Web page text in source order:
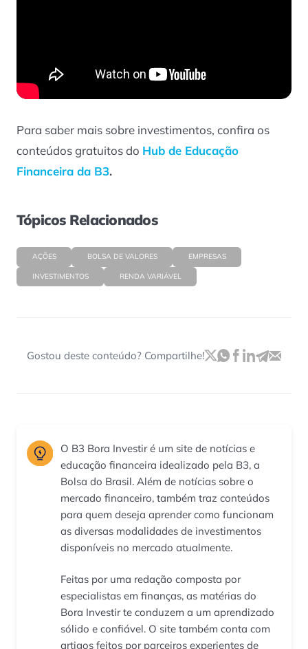
Para saber mais sobre investimentos, confira os
conteúdos gratuitos do Hub de Educação
Financeira da B3.
Tópicos Relacionados
AÇÕES BOLSA DE VALORES EMPRESAS
INVESTIMENTOS RENDA VARIÁVEL
Gostou deste conteúdo? Compartilhe!
O B3 Bora Investir é um site de notícias e
educação financeira idealizado pela B3, a
Bolsa do Brasil. Além de notícias sobre o
mercado financeiro, também traz conteúdos
para quem deseja aprender como funcionam
as diversas modalidades de investimentos
disponíveis no mercado atualmente.
Feitas por uma redação composta por
especialistas em finanças, as matérias do
Bora Investir te conduzem a um aprendizado
sólido e confiável. O site também conta com
artigos feitos por parceiros experientes de